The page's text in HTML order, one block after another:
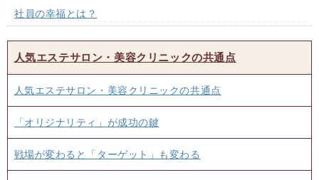
社員の幸福とは？
人気エステサロン・美容クリニックの共通点
人気エステサロン・美容クリニックの共通点
「オリジナリティ」が成功の鍵
戦場が変わると「ターゲット」も変わる